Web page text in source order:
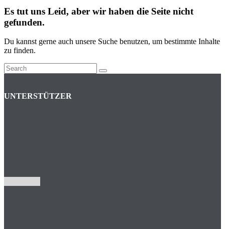
Es tut uns Leid, aber wir haben die Seite nicht
gefunden.
Du kannst gerne auch unsere Suche benutzen, um bestimmte Inhalte
zu finden.
UNTERSTÜTZER